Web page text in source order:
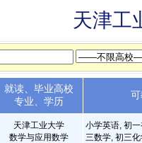
天津工
就读、毕业高校
专业、学历
天津工业大学
数学与应用数学
小学英语, 初
三数学, 初三